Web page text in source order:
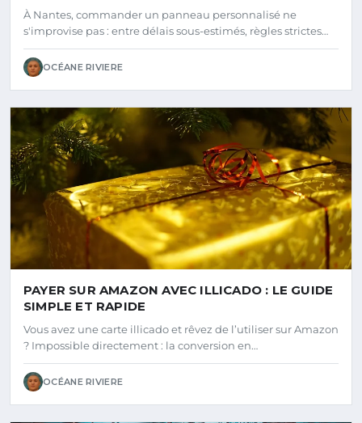
À Nantes, commander un panneau personnalisé ne
s'improvise pas : entre délais sous-estimés, règles strictes…
OCÉANE RIVIERE
PAYER SUR AMAZON AVEC ILLICADO : LE GUIDE
SIMPLE ET RAPIDE
Vous avez une carte illicado et rêvez de l’utiliser sur Amazon
? Impossible directement : la conversion en…
OCÉANE RIVIERE